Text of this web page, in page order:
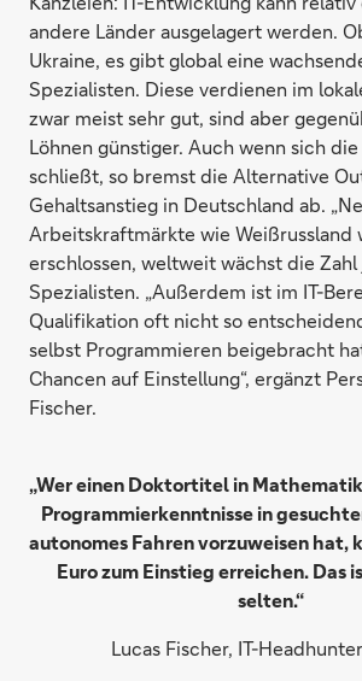
andere Länder ausgelagert werden.
Ukraine, es gibt global eine
Spezialisten. Diese verdienen im
zwar meist sehr gut, sind aber
Löhnen günstiger. Auch wenn sich
schließt, so bremst die Alternative
Gehaltsanstieg in Deutschland ab.
Arbeitskraftmärkte wie Weißrussland
erschlossen, weltweit wächst die Zahl
Spezialisten. „Außerdem ist im IT-
Qualifikation oft nicht so
selbst Programmieren beigebracht
Chancen auf Einstellung“, ergänzt
Fischer.
„Wer einen Doktortitel in
Programmierkenntnisse in
autonomes Fahren vorzuweisen hat,
Euro zum Einstieg erreichen. Das
selten.“
Lucas Fischer, IT-